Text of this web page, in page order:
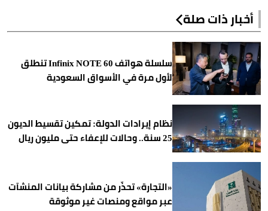
أخبار ذات صلة
سلسلة هواتف Infinix NOTE 60 تنطلق
لأول مرة في الأسواق السعودية
نظام إيرادات الدولة: تمكين تقسيط الديون
25 سنة.. وحالات للإعفاء حتى مليون ريال
«التجارة» تحذّر من مشاركة بيانات المنشآت
عبر مواقع ومنصات غير موثوقة